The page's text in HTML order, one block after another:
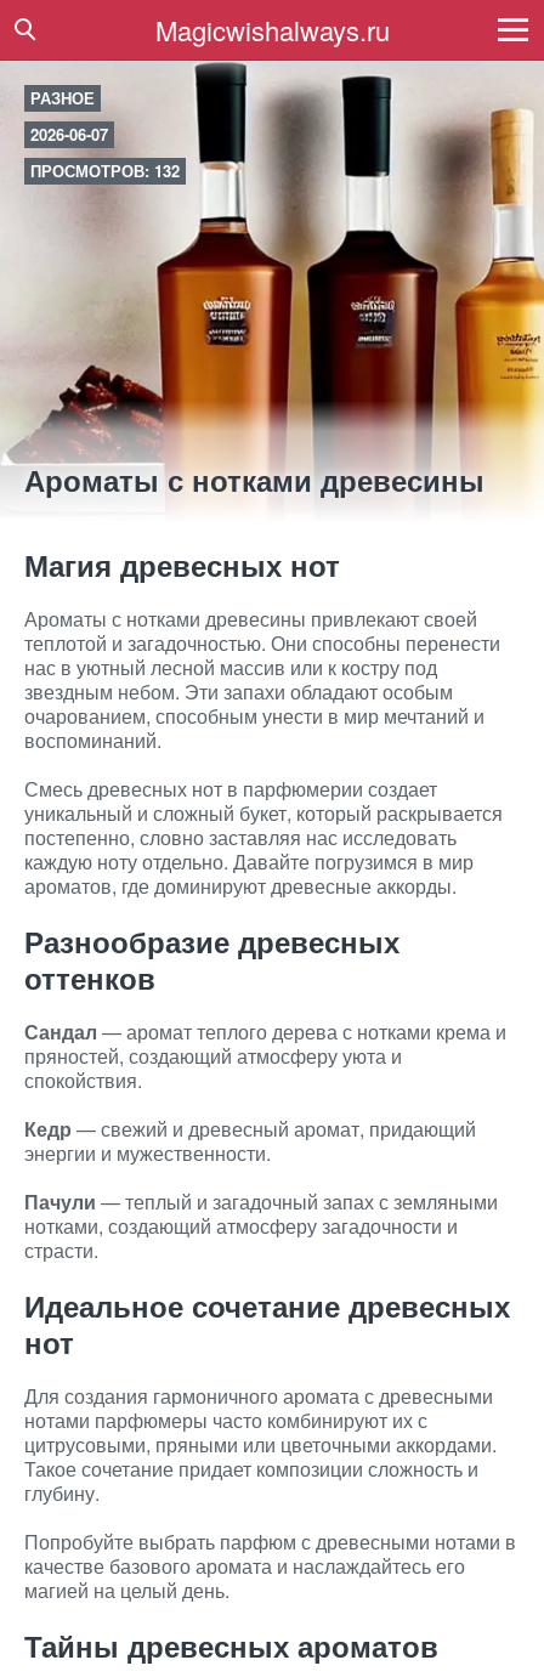
Magicwishalways.ru
РАЗНОЕ
2026-06-07
ПРОСМОТРОВ: 132
Ароматы с нотками древесины
Магия древесных нот
Ароматы с нотками древесины привлекают своей
теплотой и загадочностью. Они способны перенести
нас в уютный лесной массив или к костру под
звездным небом. Эти запахи обладают особым
очарованием, способным унести в мир мечтаний и
воспоминаний.
Смесь древесных нот в парфюмерии создает
уникальный и сложный букет, который раскрывается
постепенно, словно заставляя нас исследовать
каждую ноту отдельно. Давайте погрузимся в мир
ароматов, где доминируют древесные аккорды.
Разнообразие древесных
оттенков
Сандал — аромат теплого дерева с нотками крема и
пряностей, создающий атмосферу уюта и
спокойствия.
Кедр — свежий и древесный аромат, придающий
энергии и мужественности.
Пачули — теплый и загадочный запах с земляными
нотками, создающий атмосферу загадочности и
страсти.
Идеальное сочетание древесных
нот
Для создания гармоничного аромата с древесными
нотами парфюмеры часто комбинируют их с
цитрусовыми, пряными или цветочными аккордами.
Такое сочетание придает композиции сложность и
глубину.
Попробуйте выбрать парфюм с древесными нотами в
качестве базового аромата и наслаждайтесь его
магией на целый день.
Тайны древесных ароматов